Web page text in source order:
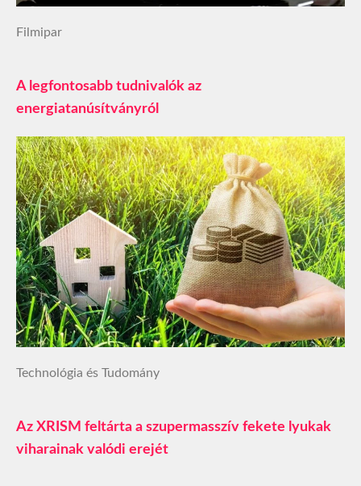
Filmipar
A legfontosabb tudnivalók az
energiatanúsítványról
Technológia és Tudomány
Az XRISM feltárta a szupermasszív fekete lyukak
viharainak valódi erejét